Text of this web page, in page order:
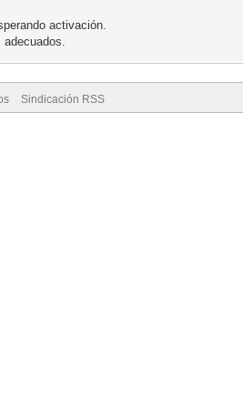
activación.
adecuados.
Sindicación RSS